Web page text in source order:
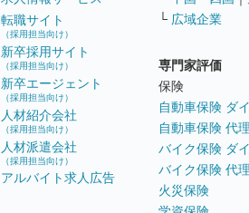
転職サイト
（採用担当向け）
新卒採用サイト
（採用担当向け）
新卒エージェント
（採用担当向け）
人材紹介会社
（採用担当向け）
人材派遣会社
（採用担当向け）
アルバイト求人広告
└ 広域企業
専門家評価
保険
自動車保険 ダ
自動車保険 代
バイク保険 ダ
バイク保険 代
火災保険